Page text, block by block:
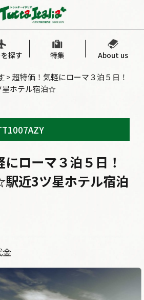
探す 特集 About us
>超特価！気軽にローマ３泊５日！
ホテル宿泊☆
ローマ３泊５日！
近3ツ星ホテル宿泊
金